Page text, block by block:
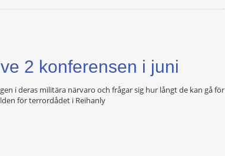
2 konferensen i juni
i deras militära närvaro och frågar sig hur långt de kan gå för
för terrordådet i Reihanly